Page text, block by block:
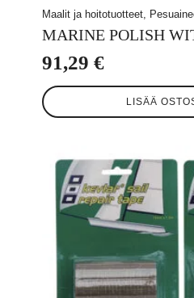
Maalit ja hoitotuotteet,
MARINE POLISH
91,29 €
LISÄÄ